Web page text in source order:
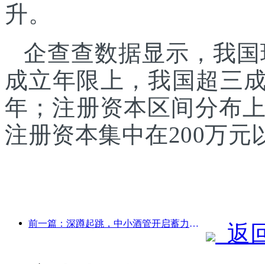
升。
企查查数据显示，我
成立年限上，我国超三
年；注册资本区间分布
注册资本集中在200万元
前一篇：深蹲起跳，中小酒管开启蓄力新征程
返